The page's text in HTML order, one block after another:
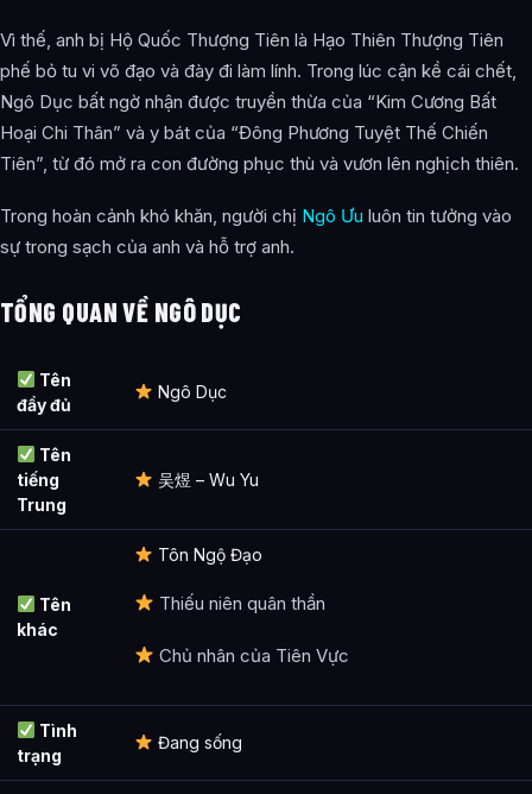
Công pháp và Pháp thuật
Thần thông
Vũ khí & Pháp bảo
Đạo thuật
Thiên quy
Kinh lịch nhân sinh
Phân tích giá trị văn học
Ảnh về Ngô Dục
Câu Hỏi Thường Gặp
Ngô Dục là ai?
Các mối quan hệ quan trọng của Ngô Dục là gì?
Thông tin về Ngô Dục được tổng hợp từ đâu?
Vì thế, anh bị Hộ Quốc Thượng Tiên là Hạo Thiên Thượng Tiên
phế bỏ tu vi võ đạo và đày đi làm lính. Trong lúc cận kề cái chết,
Ngô Dục bất ngờ nhận được truyền thừa của “Kim Cương Bất
Hoại Chi Thân” và y bát của “Đông Phương Tuyệt Thế Chiến
Tiên”, từ đó mở ra con đường phục thù và vươn lên nghịch thiên.
Trong hoàn cảnh khó khăn, người chị Ngô Ưu luôn tin tưởng vào
sự trong sạch của anh và hỗ trợ anh.
TỔNG QUAN VỀ NGÔ DỤC
Tên
đầy đủ
Ngô Dục
Tên
tiếng
Trung
吴煜 – Wu Yu
Tên
khác
Tôn Ngộ Đạo
Thiếu niên quân thần
Chủ nhân của Tiên Vực
Tình
trạng
Đang sống